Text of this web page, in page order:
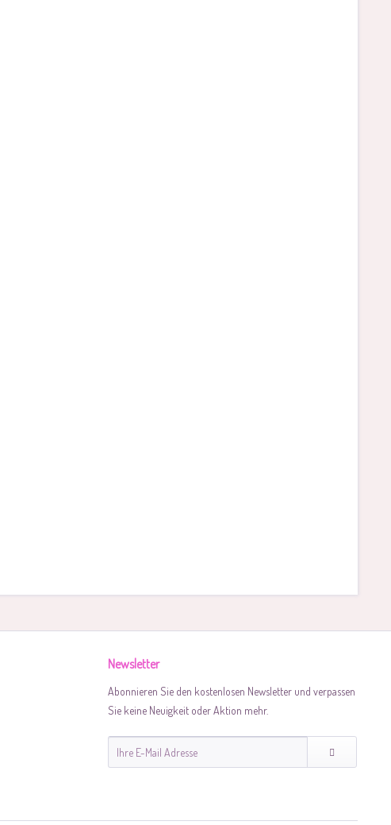
Newsletter
Abonnieren Sie den kostenlosen Newsletter und verpassen
Sie keine Neuigkeit oder Aktion mehr.